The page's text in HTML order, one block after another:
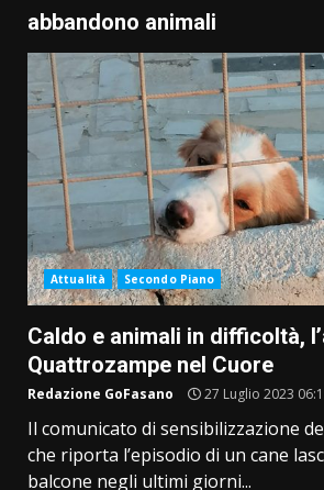
abbandono animali
Attualità Secondo Piano
Caldo e animali in difficoltà,
Quattrozampe nel Cuore
Redazione GoFasano 27 Luglio 2023
Il comunicato di sensibilizzazione
che riporta l’episodio di un cane
balcone negli ultimi giorni...